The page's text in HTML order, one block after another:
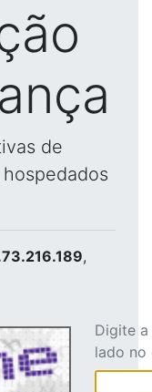
de
,
Digite
lado no